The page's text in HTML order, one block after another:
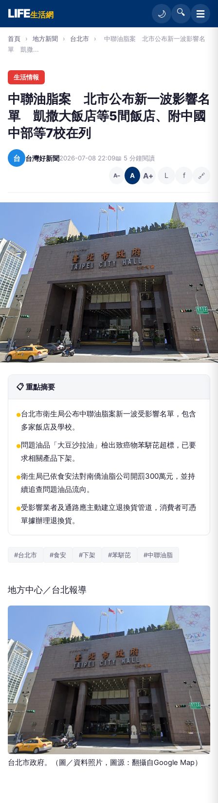
LIFE生活網 🌙 🔍 ☰
首頁 › 地方新聞 › 台北市 ›
中聯油脂案 北市公布新一波影響名
單 凱撒...
生活情報
中聯油脂案 北市公布新一波影響名
單 凱撒大飯店等5間飯店、附中國
中部等7校在列
台 台灣好新聞2026-07-08 22:09📖 5 分鐘閱讀
A− A A+ L f 🔗
📋 重點摘要
●台北市衛生局公布中聯油脂案新一波受影響名單，包含
多家飯店及學校。
●問題油品「大豆沙拉油」檢出致癌物苯駢芘超標，已要
求相關產品下架。
●衛生局已依食安法對南僑油脂公司開罰300萬元，並持
續追查問題油品流向。
●受影響業者及通路應主動建立退換貨管道，消費者可憑
單據辦理退換貨。
#台北市 #食安 #下架 #苯駢芘 #中聯油脂
地方中心／台北報導
台北市政府。（圖／資料照片，圖源：翻攝自Google Map）